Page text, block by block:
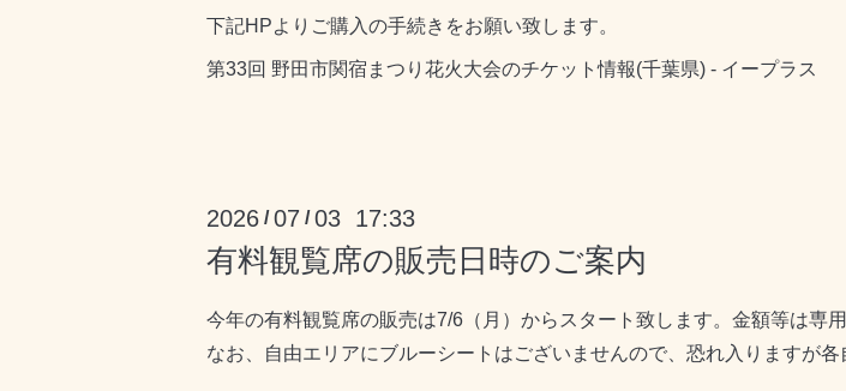
下記HPよりご購入の手続きをお願い致します。
第33回 野田市関宿まつり花火大会のチケット情報(千葉県) - イープラス
2026 /07 /03 17:33
有料観覧席の販売日時のご案内
今年の有料観覧席の販売は7/6（月）からスタート致します。金額等は専
なお、自由エリアにブルーシートはございませんので、恐れ入りますが